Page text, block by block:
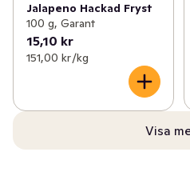
Jalapeno Hackad Fryst
100 g, Garant
15,10 kr
151,00 kr /kg
Visa